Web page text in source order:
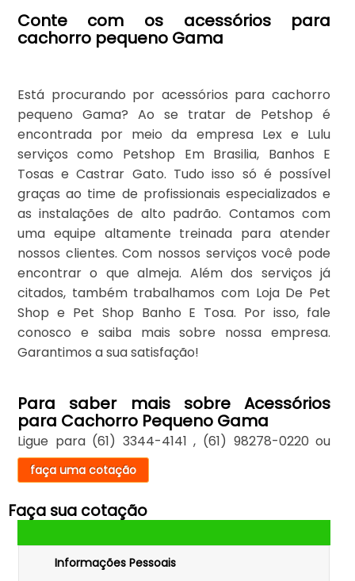
Conte com os acessórios para
cachorro pequeno Gama
Está procurando por acessórios para cachorro
pequeno Gama? Ao se tratar de Petshop é
encontrada por meio da empresa Lex e Lulu
serviços como Petshop Em Brasilia, Banhos E
Tosas e Castrar Gato. Tudo isso só é possível
graças ao time de profissionais especializados e
as instalações de alto padrão. Contamos com
uma equipe altamente treinada para atender
nossos clientes. Com nossos serviços você pode
encontrar o que almeja. Além dos serviços já
citados, também trabalhamos com Loja De Pet
Shop e Pet Shop Banho E Tosa. Por isso, fale
conosco e saiba mais sobre nossa empresa.
Garantimos a sua satisfação!
Para saber mais sobre Acessórios
para Cachorro Pequeno Gama
Ligue para (61) 3344-4141 , (61) 98278-0220 ou
faça uma cotação
Faça sua cotação
Informações Pessoais